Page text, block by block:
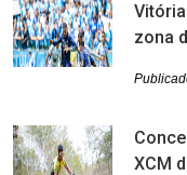
zona
XCM